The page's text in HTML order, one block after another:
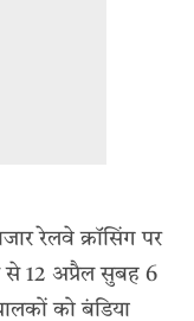
रेलवे क्रॉसिंग पर
से 12 अप्रैल सुबह 6
को बंडिया